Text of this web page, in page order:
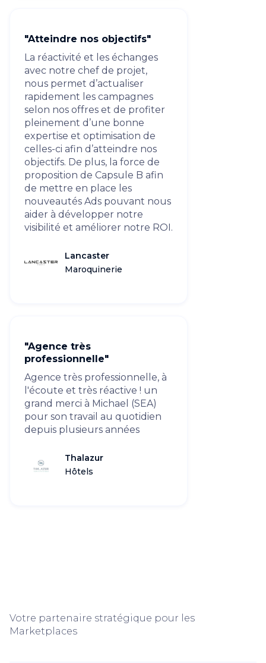
"Atteindre nos objectifs"
La réactivité et les échanges
avec notre chef de projet,
nous permet d’actualiser
rapidement les campagnes
selon nos offres et de profiter
pleinement d’une bonne
expertise et optimisation de
celles-ci afin d’atteindre nos
objectifs. De plus, la force de
proposition de Capsule B afin
de mettre en place les
nouveautés Ads pouvant nous
aider à développer notre
visibilité et améliorer notre ROI.
Lancaster
Maroquinerie
"Agence très
professionnelle"
Agence très professionnelle, à
l'écoute et très réactive ! un
grand merci à Michael (SEA)
pour son travail au quotidien
depuis plusieurs années
Thalazur
Hôtels
Votre partenaire stratégique pour les
Marketplaces